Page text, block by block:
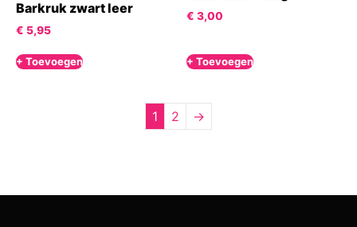
Barkruk zwart leer
€ 5,95
+ Toevoegen
€ 3,00
+ Toevoegen
1 2 →